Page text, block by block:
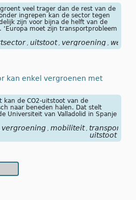
veel trager dan de rest van de
ingrepen kan de sector tegen
zijn voor bijna de helft van de
‘Europa moet zijn transportprobleem
uitstoot vergroening
kan enkel vergroenen met
kan de CO2-uitstoot van de
naar beneden halen. Dat stelt
Universiteit van Valladolid in Spanje
vergroening mobiliteit
uitstoot